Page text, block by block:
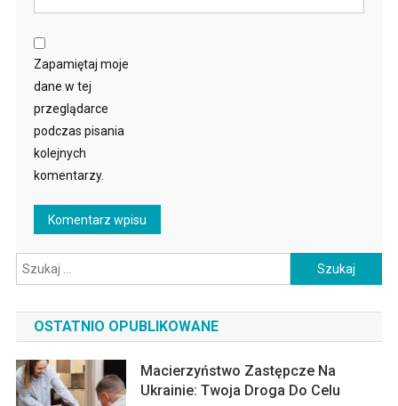
Zapamiętaj moje
dane w tej
przeglądarce
podczas pisania
kolejnych
komentarzy.
Szukaj:
OSTATNIO OPUBLIKOWANE
Macierzyństwo Zastępcze Na
Ukrainie: Twoja Droga Do Celu